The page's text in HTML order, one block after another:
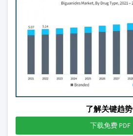
了解关键趋势
下载免费 PDF